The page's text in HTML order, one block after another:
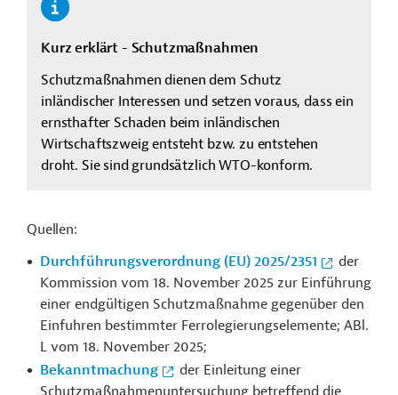
Kurz erklärt - Schutzmaßnahmen
Schutzmaßnahmen dienen dem Schutz
inländischer Interessen und setzen voraus, dass ein
ernsthafter Schaden beim inländischen
Wirtschaftszweig entsteht bzw. zu entstehen
droht. Sie sind grundsätzlich WTO-konform.
Quellen:
Durchführungsverordnung (EU) 2025/2351
der
Kommission vom 18. November 2025 zur Einführung
einer endgültigen Schutzmaßnahme gegenüber den
Einfuhren bestimmter Ferrolegierungselemente; ABl.
L vom 18. November 2025;
Bekanntmachung
der Einleitung einer
Schutzmaßnahmenuntersuchung betreffend die